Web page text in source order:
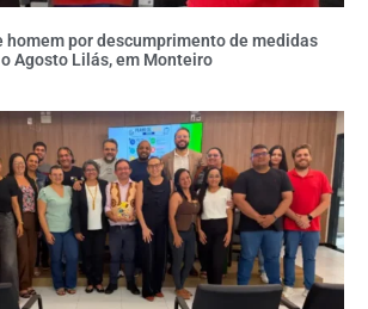
homem por descumprimento de medidas
Agosto Lilás, em Monteiro